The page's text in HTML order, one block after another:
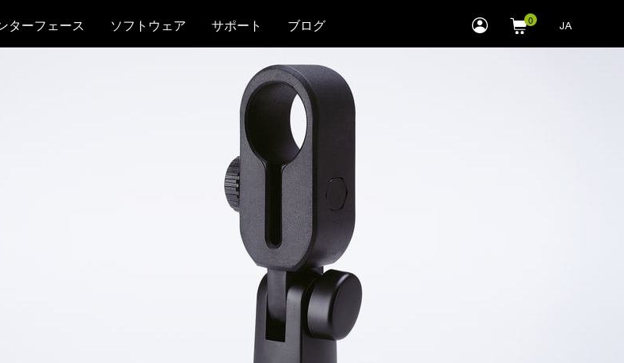
ターフェース ソフトウェア サポート ブログ myLEWITT
Account
JA